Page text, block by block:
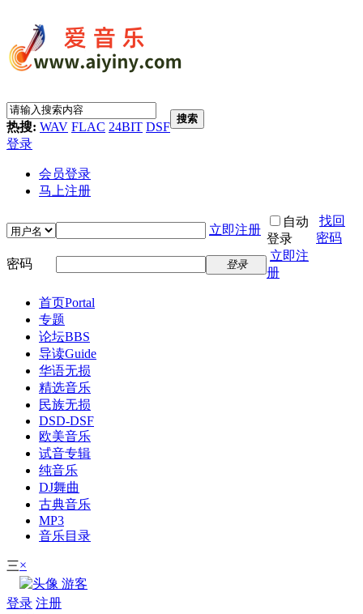
热搜: WAV FLAC 24BIT DSF
搜索
登录
会员登录
马上注册
立即注册
自动
登录
找回
密码
密码
登录
立即注
册
首页Portal
专题
论坛BBS
导读Guide
华语无损
精选音乐
民族无损
DSD-DSF
欧美音乐
试音专辑
纯音乐
DJ舞曲
古典音乐
MP3
音乐目录
三×
游客
登录 注册